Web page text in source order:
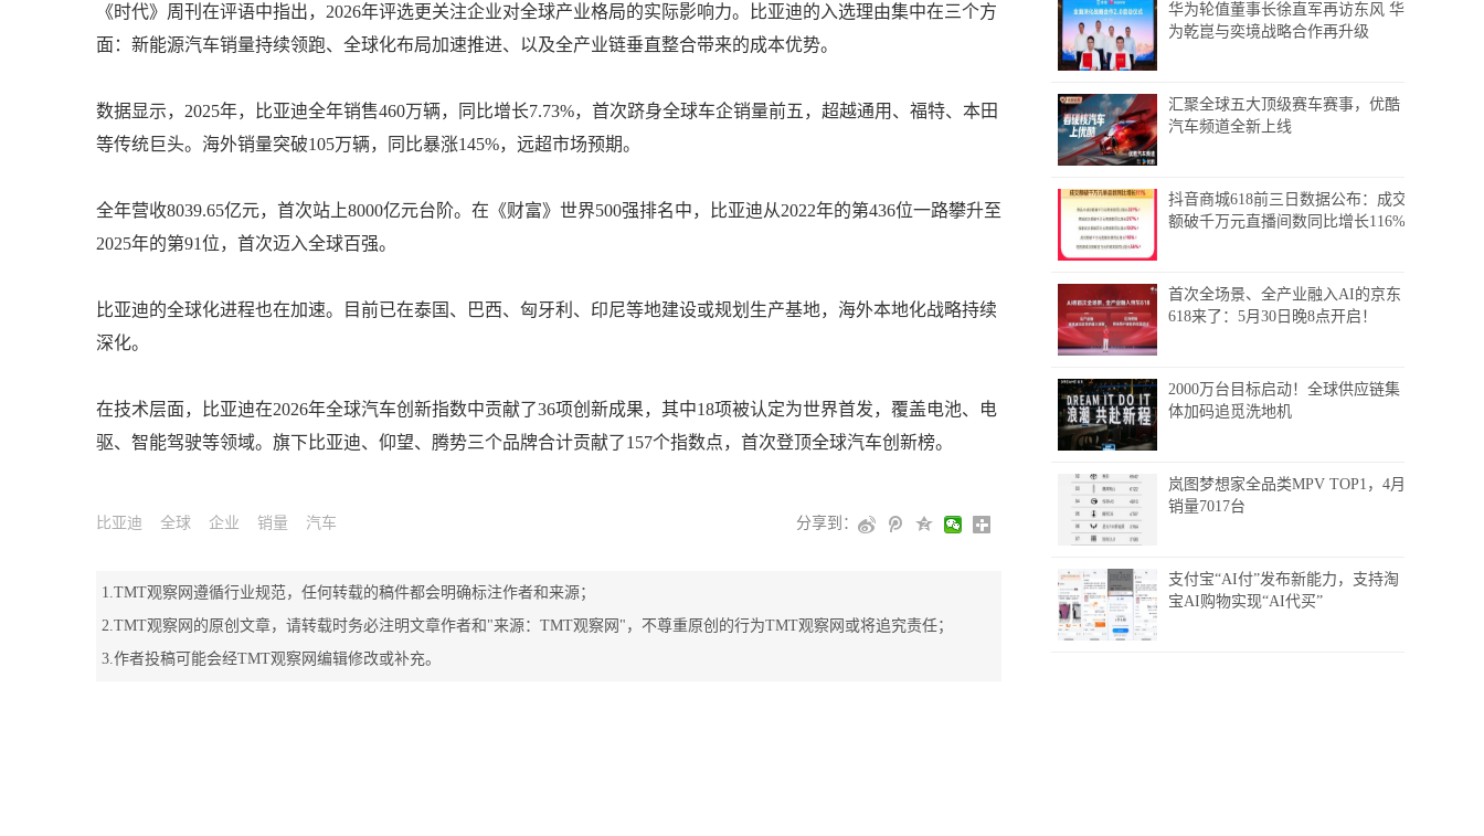
《时代》周刊在评语中指出，2026年评选更关注企业对全球产业格局的实际影响力。比亚迪的入选理由集中在三个方
面：新能源汽车销量持续领跑、全球化布局加速推进、以及全产业链垂直整合带来的成本优势。
数据显示，2025年，比亚迪全年销售460万辆，同比增长7.73%，首次跻身全球车企销量前五，超越通用、福特、本田
等传统巨头。海外销量突破105万辆，同比暴涨145%，远超市场预期。
全年营收8039.65亿元，首次站上8000亿元台阶。在《财富》世界500强排名中，比亚迪从2022年的第436位一路攀升至
2025年的第91位，首次迈入全球百强。
比亚迪的全球化进程也在加速。目前已在泰国、巴西、匈牙利、印尼等地建设或规划生产基地，海外本地化战略持续
深化。
在技术层面，比亚迪在2026年全球汽车创新指数中贡献了36项创新成果，其中18项被认定为世界首发，覆盖电池、电
驱、智能驾驶等领域。旗下比亚迪、仰望、腾势三个品牌合计贡献了157个指数点，首次登顶全球汽车创新榜。
比亚迪 全球 企业 销量 汽车 分享到：
1.TMT观察网遵循行业规范，任何转载的稿件都会明确标注作者和来源；
2.TMT观察网的原创文章，请转载时务必注明文章作者和"来源：TMT观察网"，不尊重原创的行为TMT观察网或将追究责任；
3.作者投稿可能会经TMT观察网编辑修改或补充。
华为轮值董事长徐直军再访东风 华
为乾崑与奕境战略合作再升级
汇聚全球五大顶级赛车赛事，优酷
汽车频道全新上线
抖音商城618前三日数据公布：成交
额破千万元直播间数同比增长116%
首次全场景、全产业融入AI的京东
618来了：5月30日晚8点开启！
2000万台目标启动！全球供应链集
体加码追觅洗地机
岚图梦想家全品类MPV TOP1，4月
销量7017台
支付宝“AI付”发布新能力，支持淘
宝AI购物实现“AI代买”